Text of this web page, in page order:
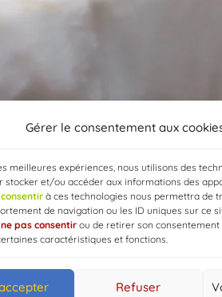
Gérer le consentement aux
meilleures expériences, nous utilisons des
stocker et/ou accéder aux informations des
consentir à ces technologies nous permettra de
de navigation ou les ID uniques sur ce
ne pas consentir ou de retirer son
caractéristiques et fonctions.
Refuser
Developed